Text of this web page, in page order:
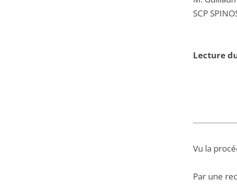
SCP
Lecture
Vu la
Par une